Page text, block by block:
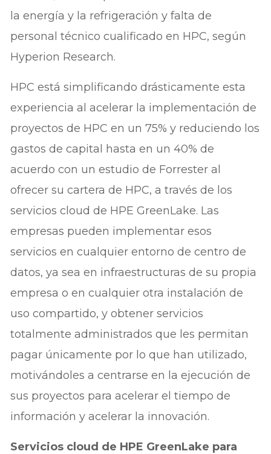
la energía y la refrigeración y falta de
personal técnico cualificado en HPC, según
Hyperion Research.
HPC está simplificando drásticamente esta
experiencia al acelerar la implementación de
proyectos de HPC en un 75% y reduciendo los
gastos de capital hasta en un 40% de
acuerdo con un estudio de Forrester al
ofrecer su cartera de HPC, a través de los
servicios cloud de HPE GreenLake. Las
empresas pueden implementar esos
servicios en cualquier entorno de centro de
datos, ya sea en infraestructuras de su propia
empresa o en cualquier otra instalación de
uso compartido, y obtener servicios
totalmente administrados que les permitan
pagar únicamente por lo que han utilizado,
motivándoles a centrarse en la ejecución de
sus proyectos para acelerar el tiempo de
información y acelerar la innovación.
Servicios cloud de HPE GreenLake para